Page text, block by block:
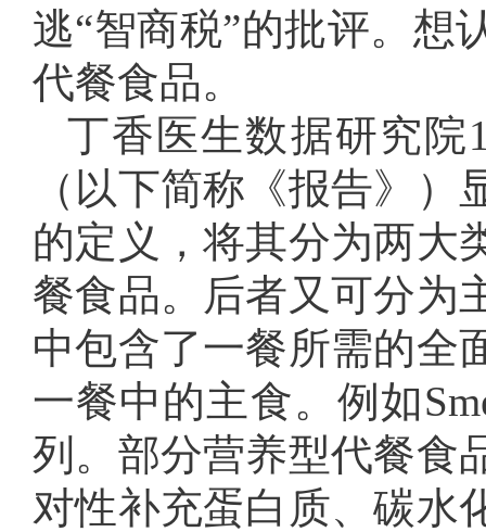
逃“智商税”的批评。想
代餐食品。
丁香医生数据研究院
（以下简称《报告》
的定义，将其分为两大
餐食品。后者又可分为
中包含了一餐所需的全
一餐中的主食。例如
列。部分营养型代餐食
对性补充蛋白质、碳水